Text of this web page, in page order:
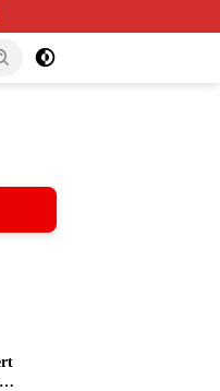
Bersama Hiswana Migas